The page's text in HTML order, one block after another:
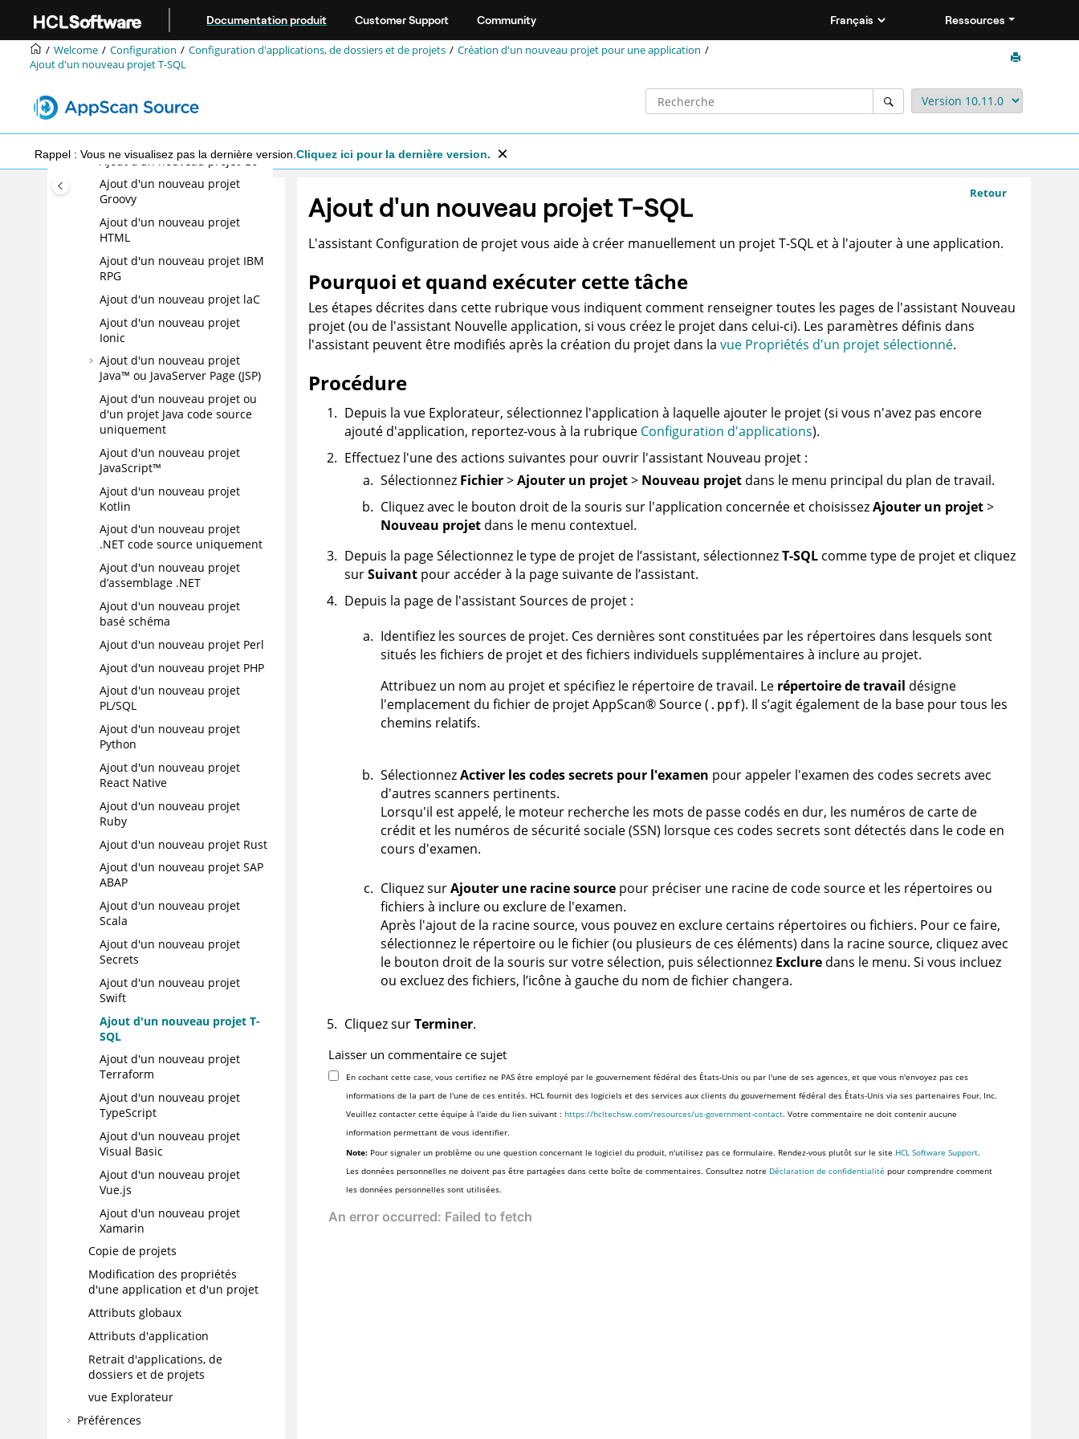
Documentation produit Customer Support Community Ressources
Welcome Configuration Configuration d'applications, de dossiers et de projets
Création d'un nouveau projet pour une application
Ajout d'un nouveau projet T-SQL
Rappel : Vous ne visualisez pas la dernière version. Cliquez ici pour la dernière version.
Ajout d'un nouveau projet
ColdFusion
Ajout d'un nouveau projet Dart
Django
eSQL
Ajout d'un nouveau projet Go
Ajout d'un nouveau projet
Groovy
Ajout d'un nouveau projet
HTML
Ajout d'un nouveau projet IBM
RPG
Ajout d'un nouveau projet laC
Ajout d'un nouveau projet
Ionic
Ajout d'un nouveau projet
Java™ ou JavaServer Page (JSP)
Ajout d'un nouveau projet ou
d'un projet Java code source
uniquement
Ajout d'un nouveau projet
JavaScript™
Ajout d'un nouveau projet
Kotlin
Ajout d'un nouveau projet
.NET code source uniquement
Ajout d'un nouveau projet
d’assemblage .NET
Ajout d'un nouveau projet
basé schéma
Ajout d'un nouveau projet Perl
Ajout d'un nouveau projet PHP
Ajout d'un nouveau projet
PL/SQL
Ajout d'un nouveau projet
Python
Ajout d'un nouveau projet
React Native
Ajout d'un nouveau projet
Ruby
Ajout d'un nouveau projet Rust
Ajout d'un nouveau projet SAP
ABAP
Ajout d'un nouveau projet
Scala
Ajout d'un nouveau projet
Secrets
Ajout d'un nouveau projet
Swift
Ajout d'un nouveau projet T-
SQL
Ajout d'un nouveau projet
Terraform
Ajout d'un nouveau projet
TypeScript
Ajout d'un nouveau projet
Visual Basic
Ajout d'un nouveau projet
Vue.js
Ajout d'un nouveau projet
Xamarin
Copie de projets
Modification des propriétés
d'une application et d'un projet
Attributs globaux
Attributs d'application
Retrait d'applications, de
dossiers et de projets
vue Explorateur
Préférences
Retour
Ajout d'un nouveau projet T-SQL
L'assistant Configuration de projet vous aide à créer manuellement un projet T-SQL et à l'ajouter à une application.
Pourquoi et quand exécuter cette tâche
Les étapes décrites dans cette rubrique vous indiquent comment renseigner toutes les pages de l'assistant Nouveau
projet (ou de l'assistant Nouvelle application, si vous créez le projet dans celui-ci). Les paramètres définis dans
l'assistant peuvent être modifiés après la création du projet dans la vue Propriétés d'un projet sélectionné.
Procédure
Depuis la vue Explorateur, sélectionnez l'application à laquelle ajouter le projet (si vous n'avez pas encore
ajouté d'application, reportez-vous à la rubrique Configuration d'applications).
Effectuez l'une des actions suivantes pour ouvrir l'assistant Nouveau projet :
Sélectionnez Fichier>Ajouter un projet> Nouveau projetdans le menu principal du plan de travail.
Cliquez avec le bouton droit de la souris sur l'application concernée et choisissezAjouter un projet>
Nouveau projetdans le menu contextuel.
Depuis la page Sélectionnez le type de projet de l’assistant, sélectionnezT-SQLcomme type de projet et cliquez
surSuivantpour accéder à la page suivante de l’assistant.
Depuis la page de l'assistant Sources de projet :
Identifiez les sources de projet. Ces dernières sont constituées par les répertoires dans lesquels sont
situés les fichiers de projet et des fichiers individuels supplémentaires à inclure au projet.
Attribuez un nom au projet et spécifiez le répertoire de travail. Le répertoire de travail désigne
l'emplacement du fichier de projetAppScan®Source( .ppf). Il s’agit également de la base pour tous les
chemins relatifs.
SélectionnezActiver les codes secrets pour l'examen pour appeler l'examen des codes secrets avec
d'autres scanners pertinents.
Lorsqu'il est appelé, le moteur recherche les mots de passe codés en dur, les numéros de carte de
crédit et les numéros de sécurité sociale (SSN) lorsque ces codes secrets sont détectés dans le code en
cours d'examen.
Cliquez surAjouter une racine sourcepour préciser une racine de code source et les répertoires ou
fichiers à inclure ou exclure de l'examen.
Après l'ajout de la racine source, vous pouvez en exclure certains répertoires ou fichiers. Pour ce faire,
sélectionnez le répertoire ou le fichier (ou plusieurs de ces éléments) dans la racine source, cliquez avec
le bouton droit de la souris sur votre sélection, puis sélectionnez Excluredans le menu. Si vous incluez
ou excluez des fichiers, l’icône à gauche du nom de fichier changera.
Cliquez surTerminer.
Laisser un commentaire ce sujet
En cochant cette case, vous certifiez ne PAS être employé par le gouvernement fédéral des États-Unis ou par l'une de ses agences, et que vous n'envoyez pas ces
informations de la part de l'une de ces entités. HCL fournit des logiciels et des services aux clients du gouvernement fédéral des États-Unis via ses partenaires Four, Inc.
Veuillez contacter cette équipe à l'aide du lien suivant :https://hcltechsw.com/resources/us-government-contact. Votre commentaire ne doit contenir aucune
information permettant de vous identifier.
Note: Pour signaler un problème ou une question concernant le logiciel du produit, n'utilisez pas ce formulaire. Rendez-vous plutôt sur le site HCL Software Support.
Les données personnelles ne doivent pas être partagées dans cette boîte de commentaires. Consultez notre Déclaration de confidentialité pour comprendre comment
les données personnelles sont utilisées.